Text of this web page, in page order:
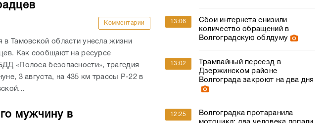
Комментарии
в Тамовской области унесла жизни
Как сообщают на ресурсе
«Полоса безопасности», трагедия
3 августа, на 435 км трассы Р-22 в
мужчину в
13:06
Сбои интернета снизили
количество обращений в
Волгоградскую облдуму
13:02
Трамвайный переезд в
Дзержинском районе
Волгограда закроют на два дня
12:25
Волгоградка протаранила